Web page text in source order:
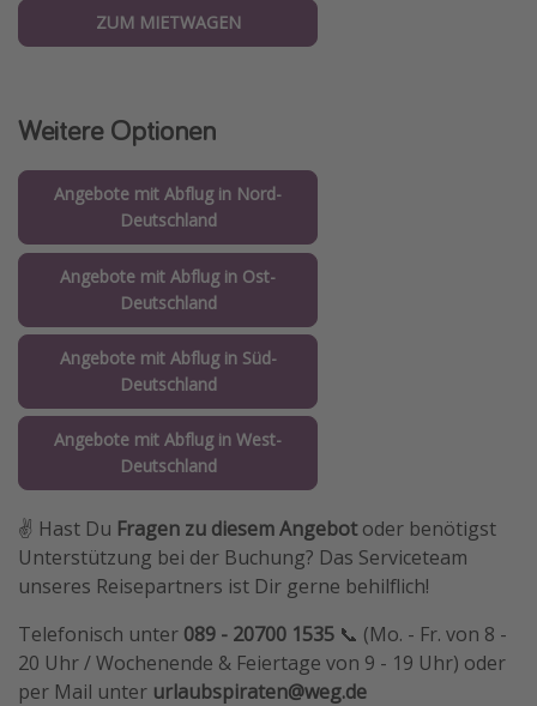
ZUM MIETWAGEN
Weitere Optionen
Angebote mit Abflug in Nord-
Deutschland
Angebote mit Abflug in Ost-
Deutschland
Angebote mit Abflug in Süd-
Deutschland
Angebote mit Abflug in West-
Deutschland
✌️ Hast Du Fragen zu diesem Angebotoder benötigst
Unterstützung bei der Buchung? Das Serviceteam
unseres Reisepartners ist Dir gerne behilflich!
Telefonisch unter 089 - 20700 1535 📞 (Mo. - Fr. von 8 -
20 Uhr / Wochenende & Feiertage von 9 - 19 Uhr) oder
per Mail unter urlaubspiraten@weg.de